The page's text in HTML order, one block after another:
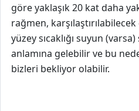
göre yaklaşık 20 kat daha
rağmen,
yüzey sıcaklığı suyun
anlamına gelebilir ve bu
bizleri bekliyor olabilir.